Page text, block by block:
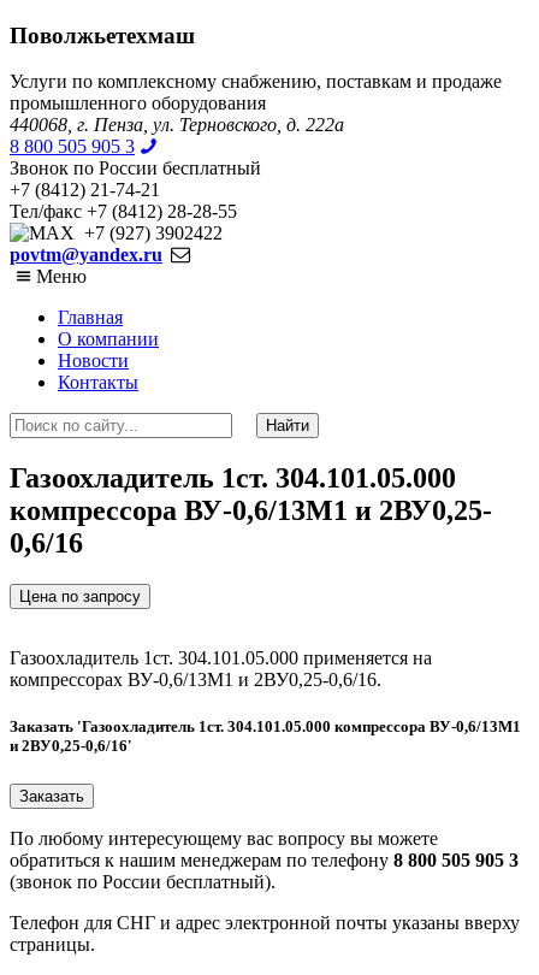
Поволжьетехмаш
Услуги по комплексному снабжению, поставкам и продаже
промышленного оборудования
440068, г. Пенза, ул. Терновского, д. 222а
8 800 505 905 3
Звонок по России бесплатный
+7 (8412) 21-74-21
Тел/факс +7 (8412) 28-28-55
+7 (927) 3902422
povtm@yandex.ru
Меню
Главная
О компании
Новости
Контакты
Газоохладитель 1ст. 304.101.05.000
компрессора ВУ-0,6/13М1 и 2ВУ0,25-
0,6/16
Цена по запросу
Газоохладитель 1ст. 304.101.05.000 применяется на
компрессорах ВУ-0,6/13М1 и 2ВУ0,25-0,6/16.
Заказать 'Газоохладитель 1ст. 304.101.05.000 компрессора ВУ-0,6/13М1
и 2ВУ0,25-0,6/16'
По любому интересующему вас вопросу вы можете
обратиться к нашим менеджерам по телефону 8 800 505 905 3
(звонок по России бесплатный).
Телефон для СНГ и адрес электронной почты указаны вверху
страницы.